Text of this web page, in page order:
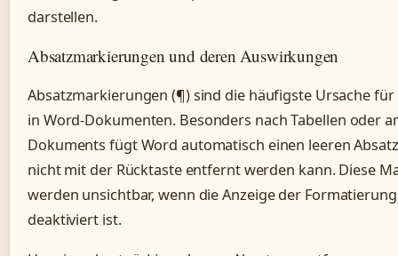
darstellen.
Absatzmarkierungen und deren Auswirkungen
Absatzmarkierungen (¶) sind die häufigste Ursache für
in Word-Dokumenten. Besonders nach Tabellen oder
Dokuments fügt Word automatisch einen leeren
nicht mit der Rücktaste entfernt werden kann. Diese
werden unsichtbar, wenn die Anzeige der
deaktiviert ist.